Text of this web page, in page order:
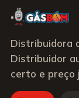
Distribuidora
Distribuidor
certo e preço